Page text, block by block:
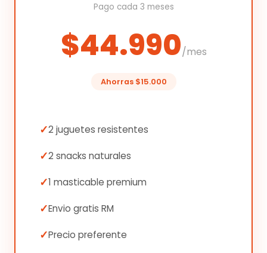
Pago cada 3 meses
$44.990/mes
Ahorras $15.000
2 juguetes resistentes
2 snacks naturales
1 masticable premium
Envio gratis RM
Precio preferente